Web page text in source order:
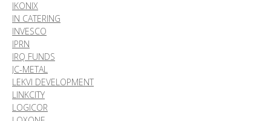
IKONIX
IN CATERING
INVESCO
IPRN
IRQ FUNDS
JC-METAL
LEKVI DEVELOPMENT
LINKCITY
LOGICOR